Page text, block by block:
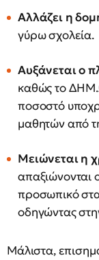
Αλλάζει η
γύρω σχολεία.
Αυξάνεται ο
καθώς το
ποσοστό
μαθητών από
Μειώνεται η
απαξιώνονται
προσωπικό
οδηγώντας
Μάλιστα,